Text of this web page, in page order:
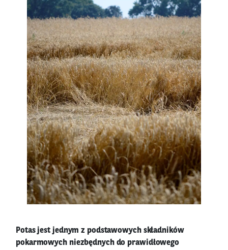
Potas jest jednym z podstawowych składników
pokarmowych niezbędnych do prawidłowego